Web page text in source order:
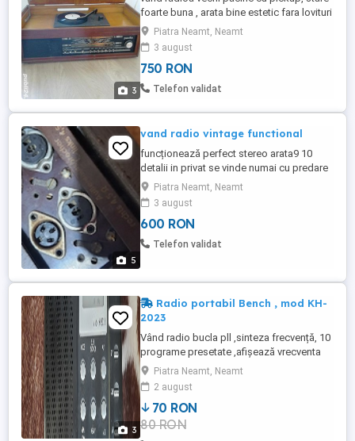
3
foarte buna , arata bine estetic fara lovituri
julituri, radio care prinde ff multe posturi
internationale care radio-urile moderne nu
le prind
Piatra Neamt, Neamt
3 august
750 RON
Telefon validat
5
vand radio vintage functional
funcționează perfect stereo arata9 10
detalii in privat se vinde numai cu predare
personala
Piatra Neamt, Neamt
3 august
600 RON
Telefon validat
3
Radio portabil Bench , mod KH-
2023
Vând radio bucla pll ,sinteza frecvență, 10
programe presetate ,afișează vrecventa
programului iar când este oprit
ceasul.,sleep Se alimenteaza cu 4 baterii
AA lateral are mufa alimentare auxiliara 6V
lateral volum și schimbare bezi Made în
Germania Preț fix
Piatra Neamt, Neamt
2 august
70 RON
80 RON